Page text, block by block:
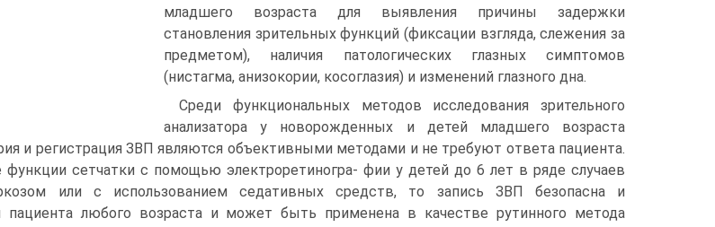
младшего возраста для выявления причины задержки
становления зрительных функций (фиксации взгляда, слежения за
предметом), наличия патологических глазных симптомов
(нистагма, анизокории, косоглазия) и изменений глазного дна.
Среди функциональных методов исследования зрительного
анализатора у новорожденных и детей младшего возраста
и регистрация ЗВП являются объективными методами и не требуют ответа пациента.
функции сетчатки с помощью электроретиногра- фии у детей до 6 лет в ряде случаев
или с использованием седативных средств, то запись ЗВП безопасна и
пациента любого возраста и может быть применена в качестве рутинного метода